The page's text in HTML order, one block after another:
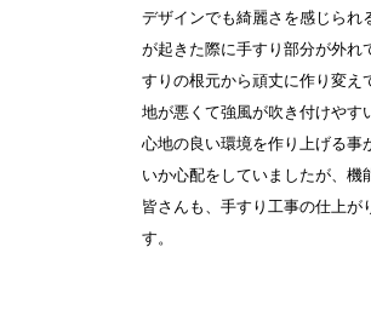
デザインでも綺麗さを感じられ
が起きた際に手すり部分が外れ
すりの根元から頑丈に作り変え
地が悪くて強風が吹き付けやす
心地の良い環境を作り上げる事
いか心配をしていましたが、
皆さんも、手すり工事の仕上
す。